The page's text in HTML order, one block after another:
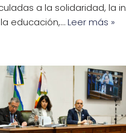
a la solidaridad, la
educación,…Leer más »